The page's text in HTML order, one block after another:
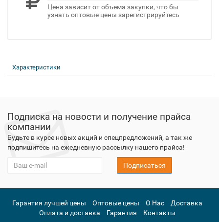
Цена зависит от объема закупки, что бы
узнать оптовые цены зарегистрируйтесь
Характеристики
Подписка на новости и получение прайса
компании
Будьте в курсе новых акций и спецпредложений, а так же
подпишитесь на ежедневную рассылку нашего прайса!
Подписаться
Гарантия лучшей цены Оптовые цены О Нас
Доставка
Оплата и доставка
Гарантия Контакты